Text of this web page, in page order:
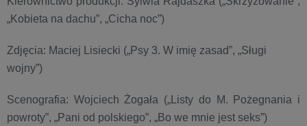
„Kobieta na dachu”, „Cicha noc”)
Zdjęcia: Maciej Lisiecki („Psy 3. W imię zasad”, „Sługi
wojny”)
Scenografia: Wojciech Żogała („Listy do M. Pożegnania i
powroty”, „Pani od polskiego”, „Bo we mnie jest seks”)